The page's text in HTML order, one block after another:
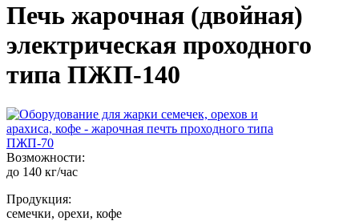
Печь жарочная (двойная)
электрическая проходного
типа ПЖП-140
Возможности:
до 140 кг/час
Продукция:
семечки, орехи, кофе